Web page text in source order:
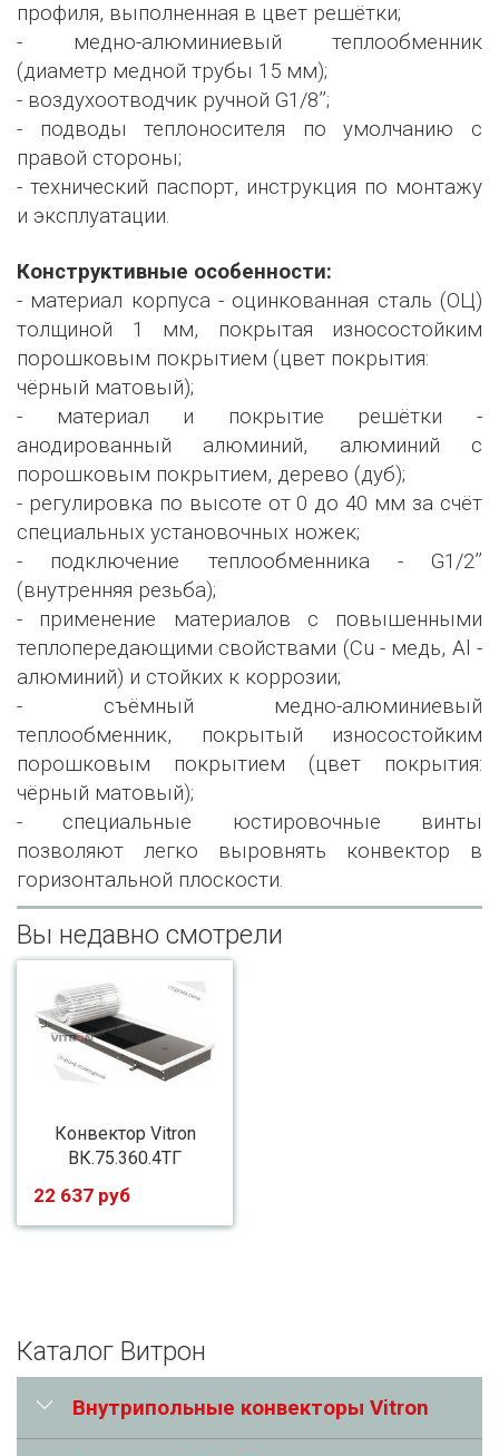
профиля, выполненная в цвет решётки;
- медно-алюминиевый теплообменник
(диаметр медной трубы 15 мм);
- воздухоотводчик ручной G1/8’’;
- подводы теплоносителя по умолчанию с
правой стороны;
- технический паспорт, инструкция по монтажу
и эксплуатации.
Конструктивные особенности:
- материал корпуса - оцинкованная сталь (ОЦ)
толщиной 1 мм, покрытая износостойким
порошковым покрытием (цвет покрытия:
чёрный матовый);
- материал и покрытие решётки -
анодированный алюминий, алюминий с
порошковым покрытием, дерево (дуб);
- регулировка по высоте от 0 до 40 мм за счёт
специальных установочных ножек;
- подключение теплообменника - G1/2’’
(внутренняя резьба);
- применение материалов с повышенными
теплопередающими свойствами (Сu - медь, Al -
алюминий) и стойких к коррозии;
- съёмный медно-алюминиевый
теплообменник, покрытый износостойким
порошковым покрытием (цвет покрытия:
чёрный матовый);
- специальные юстировочные винты
позволяют легко выровнять конвектор в
горизонтальной плоскости.
Вы недавно смотрели
Конвектор Vitron
ВК.75.360.4ТГ
22 637 руб
Каталог Витрон
Внутрипольные конвекторы Vitron